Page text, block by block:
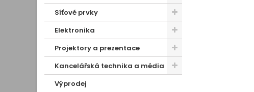
Síťové prvky
Elektronika
Projektory a prezentace
Kancelářská technika a média
Výprodej